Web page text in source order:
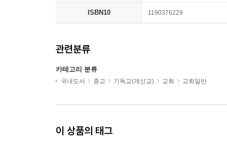
ISBN10 1190376229
관련분류
카테고리 분류
국내도서 종교 기독교(개신교) 교회 교회일반
이 상품의 태그